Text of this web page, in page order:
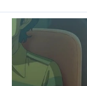
2.5次元
最新記事一覧
アニメ記事一覧